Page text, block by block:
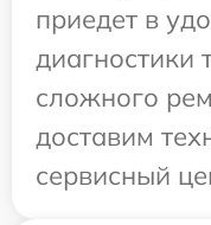
приедет в
диагностики
сложного
доставим
сервисный